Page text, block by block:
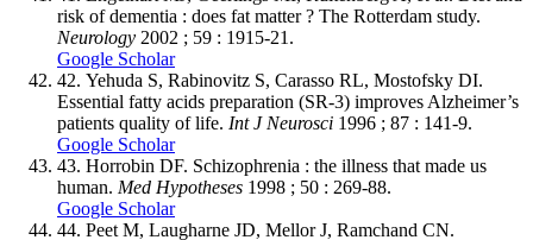
risk of dementia : does fat matter ? The Rotterdam study.
Neurology 2002 ; 59 : 1915-21.
Google Scholar
42. Yehuda S, Rabinovitz S, Carasso RL, Mostofsky DI.
Essential fatty acids preparation (SR-3) improves Alzheimer’s
patients quality of life. Int J Neurosci 1996 ; 87 : 141-9.
Google Scholar
43. Horrobin DF. Schizophrenia : the illness that made us
human. Med Hypotheses 1998 ; 50 : 269-88.
Google Scholar
44. Peet M, Laugharne JD, Mellor J, Ramchand CN.